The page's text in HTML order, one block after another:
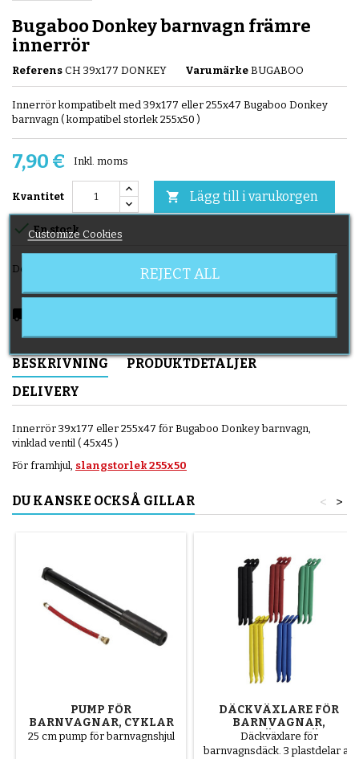
Bugaboo Donkey barnvagn främre
innerrör
Referens CH 39x177 DONKEY Varumärke BUGABOO
Innerrör kompatibelt med 39x177 eller 255x47 Bugaboo Donkey
barnvagn ( kompatibel storlek 255x50 )
7,90 € Inkl. moms
Kvantitet  Lägg till i varukorgen
En stock
Dela
local_shipping
BESKRIVNING
PRODUKTDETALJER
DELIVERY
Innerrör 39x177 eller 255x47 för Bugaboo Donkey barnvagn,
vinklad ventil ( 45x45 )
För framhjul, slangstorlek 255x50
DU KANSKE OCKSÅ GILLAR >
<
PUMP FÖR
BARNVAGNAR, CYKLAR
OCH SKOTRAR
25 cm pump för barnvagnshjul
DÄCKVÄXLARE FÖR
BARNVAGNAR,
SLUMPMÄSSIG FÄRG 1
FÖRPACKNING MED 3
Däckväxlare för
barnvagnsdäck. 3 plastdelar av
Customize Cookies
REJECT ALL